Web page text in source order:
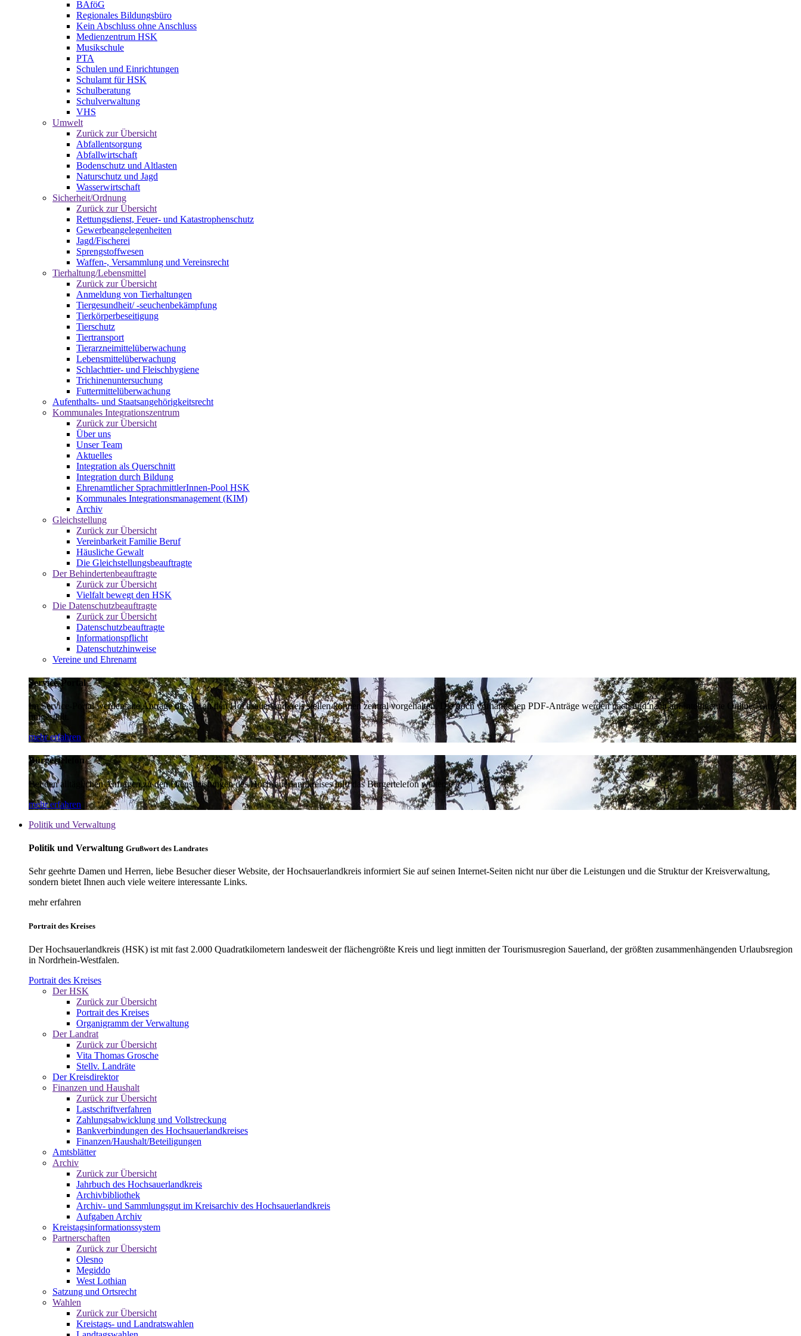
BAföG
Regionales Bildungsbüro
Kein Abschluss ohne Anschluss
Medienzentrum HSK
Musikschule
PTA
Schulen und Einrichtungen
Schulamt für HSK
Schulberatung
Schulverwaltung
VHS
Umwelt
Zurück zur Übersicht
Abfallentsorgung
Abfallwirtschaft
Bodenschutz und Altlasten
Naturschutz und Jagd
Wasserwirtschaft
Sicherheit/Ordnung
Zurück zur Übersicht
Rettungsdienst, Feuer- und Katastrophenschutz
Gewerbeangelegenheiten
Jagd/Fischerei
Sprengstoffwesen
Waffen-, Versammlung und Vereinsrecht
Tierhaltung/Lebensmittel
Zurück zur Übersicht
Anmeldung von Tierhaltungen
Tiergesundheit/ -seuchenbekämpfung
Tierkörperbeseitigung
Tierschutz
Tiertransport
Tierarzneimittelüberwachung
Lebensmittelüberwachung
Schlachttier- und Fleischhygiene
Trichinenuntersuchung
Futtermittelüberwachung
Aufenthalts- und Staatsangehörigkeitsrecht
Kommunales Integrationszentrum
Zurück zur Übersicht
Über uns
Unser Team
Aktuelles
Integration als Querschnitt
Integration durch Bildung
Ehrenamtlicher SprachmittlerInnen-Pool HSK
Kommunales Integrationsmanagement (KIM)
Archiv
Gleichstellung
Zurück zur Übersicht
Vereinbarkeit Familie Beruf
Häusliche Gewalt
Die Gleichstellungsbeauftragte
Der Behindertenbeauftragte
Zurück zur Übersicht
Vielfalt bewegt den HSK
Die Datenschutzbeauftragte
Zurück zur Übersicht
Datenschutzbeauftragte
Informationspflicht
Datenschutzhinweise
Vereine und Ehrenamt
Service-Portal
Im Service-Portal werden alle Anträge die Sie an den Hochsauerlandkreis stellen können zentral vorgehalten. Die noch vorhandenen PDF-Anträge werden nach und nach auf intelligente Online-Anträge
umgestellt.
mehr erfahren
Bürgertelefon
Bei den alltäglichen Anfragen zu den Dienstleistungen des Hochsauerlandkreises hilft das Bürgertelefon weiter.
mehr erfahren
Politik und Verwaltung
Politik und Verwaltung Grußwort des Landrates
Sehr geehrte Damen und Herren, liebe Besucher dieser Website, der Hochsauerlandkreis informiert Sie auf seinen Internet-Seiten nicht nur über die Leistungen und die Struktur der Kreisverwaltung,
sondern bietet Ihnen auch viele weitere interessante Links.
mehr erfahren
Portrait des Kreises
Der Hochsauerlandkreis (HSK) ist mit fast 2.000 Quadratkilometern landesweit der flächengrößte Kreis und liegt inmitten der Tourismusregion Sauerland, der größten zusammenhängenden Urlaubsregion
in Nordrhein-Westfalen.
Portrait des Kreises
Der HSK
Zurück zur Übersicht
Portrait des Kreises
Organigramm der Verwaltung
Der Landrat
Zurück zur Übersicht
Vita Thomas Grosche
Stellv. Landräte
Der Kreisdirektor
Finanzen und Haushalt
Zurück zur Übersicht
Lastschriftverfahren
Zahlungsabwicklung und Vollstreckung
Bankverbindungen des Hochsauerlandkreises
Finanzen/Haushalt/Beteiligungen
Amtsblätter
Archiv
Zurück zur Übersicht
Jahrbuch des Hochsauerlandkreis
Archivbibliothek
Archiv- und Sammlungsgut im Kreisarchiv des Hochsauerlandkreis
Aufgaben Archiv
Kreistagsinformationssystem
Partnerschaften
Zurück zur Übersicht
Olesno
Megiddo
West Lothian
Satzung und Ortsrecht
Wahlen
Zurück zur Übersicht
Kreistags- und Landratswahlen